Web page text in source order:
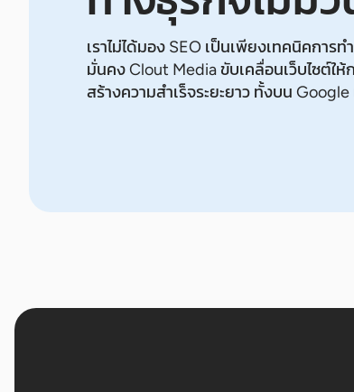
เราไม่ได้มอง SEO เป็นเพียงเทคนิคการ
มั่นคง Clout Media ขับเคลื่อนเว็บไซต์
สร้างความสำเร็จระยะยาว ทั้งบน